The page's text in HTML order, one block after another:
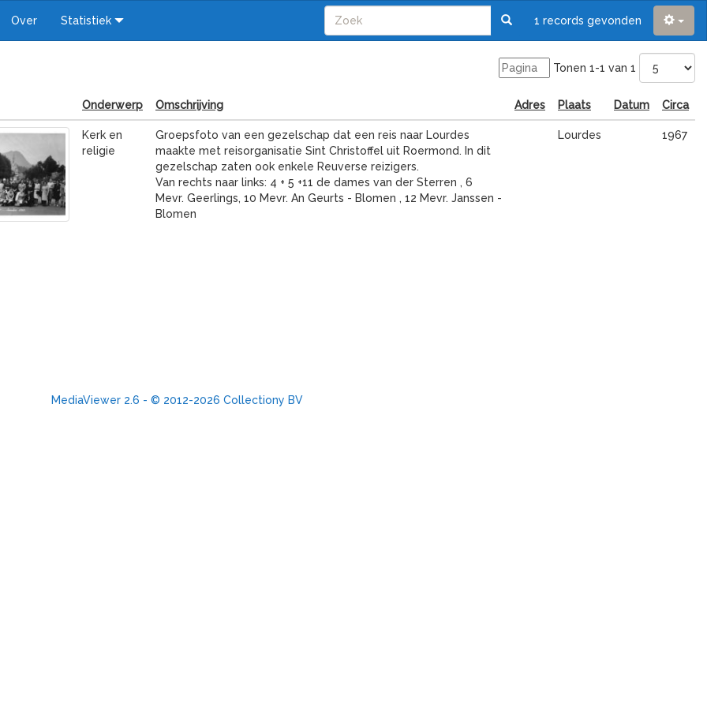
Over Statistiek 1 records gevonden
Tonen 1-1 van 1
Onderwerp Omschrijving Adres Plaats Datum Circa
Kerk en
religie
Groepsfoto van een gezelschap dat een reis naar Lourdes
maakte met reisorganisatie Sint Christoffel uit Roermond. In dit
gezelschap zaten ook enkele Reuverse reizigers.
Van rechts naar links: 4 + 5 +11 de dames van der Sterren , 6
Mevr. Geerlings, 10 Mevr. An Geurts - Blomen , 12 Mevr. Janssen -
Blomen
Lourdes 1967
MediaViewer 2.6 - © 2012-2026 Collectiony BV